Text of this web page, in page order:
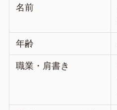
名前
年齢
職業・肩書き